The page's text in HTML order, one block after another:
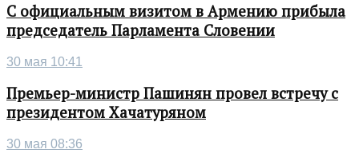
С официальным визитом в Армению прибыла
председатель Парламента Словении
30 мая 10:41
Премьер-министр Пашинян провел встречу с
президентом Хачатуряном
30 мая 08:36